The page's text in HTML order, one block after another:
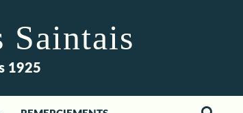
Saintais
1925